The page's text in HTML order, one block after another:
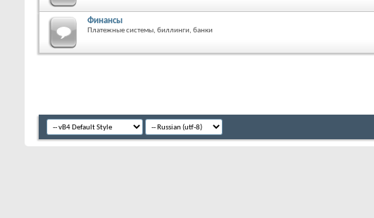
Финансы
Платежные системы, биллинги, банки